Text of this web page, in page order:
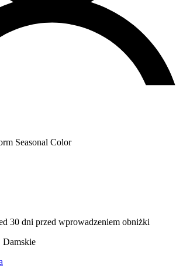
Seasonal Color
30 dni przed wprowadzeniem obniżki
Damskie